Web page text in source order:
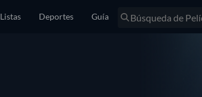
Listas Deportes Guía